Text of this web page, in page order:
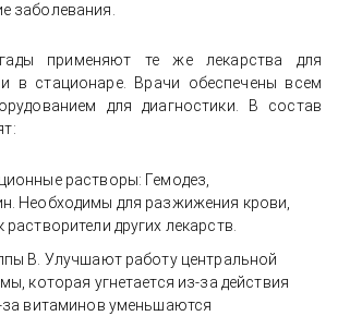
заболевания.
применяют те же лекарства для
в стационаре. Врачи обеспечены всем
для диагностики. В состав
растворы: Гемодез,
Необходимы для разжижения крови,
других лекарств.
В. Улучшают работу центральной
которая угнетается из-за действия
за витаминов уменьшаются